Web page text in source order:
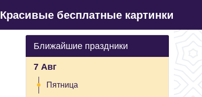
Красивые бесплатные картинки
Ближайшие праздники
7 Авг
Пятница